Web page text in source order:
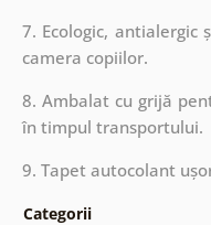
7. Ecologic,
camera copiilor.
8. Ambalat cu grijă
în timpul transportului.
9. Tapet autocolant
Categorii